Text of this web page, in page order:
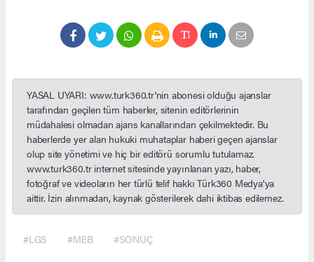
YASAL UYARI: www.turk360.tr'nin abonesi olduğu ajanslar
tarafından geçilen tüm haberler, sitenin editörlerinin
müdahalesi olmadan ajans kanallarından çekilmektedir. Bu
haberlerde yer alan hukuki muhataplar haberi geçen ajanslar
olup site yönetimi ve hiç bir editörü sorumlu tutulamaz.
www.turk360.tr internet sitesinde yayınlanan yazı, haber,
fotoğraf ve videoların her türlü telif hakkı Türk360 Medya'ya
aittir. İzin alınmadan, kaynak gösterilerek dahi iktibas edilemez.
#LGS #MEB #SONUÇ